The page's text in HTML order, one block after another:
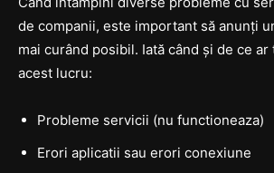
de companii, este important să anunți
mai curând posibil. Iată când și de ce ar
acest lucru:
Probleme servicii (nu functioneaza)
Erori aplicatii sau erori conexiune